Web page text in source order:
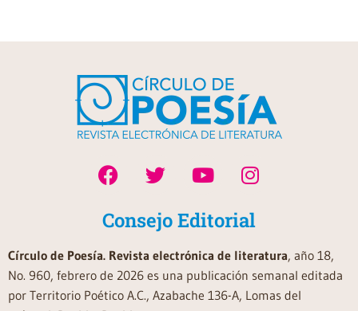
Consejo Editorial
Círculo de Poesía. Revista electrónica de literatura, año 18,
No. 960, febrero de 2026 es una publicación semanal editada
por Territorio Poético A.C., Azabache 136-A, Lomas del